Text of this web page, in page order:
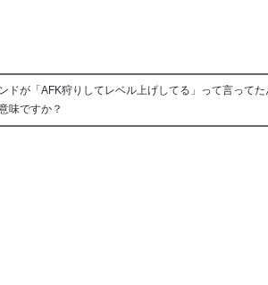
ドが「AFK狩りしてレベル上げしてる」って言って
味ですか？